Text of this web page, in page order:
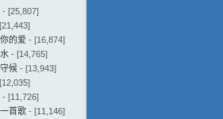
- [25,807]
的爱 - [16,874]
- [14,765]
候 - [13,943]
- [11,726]
首歌 - [11,146]